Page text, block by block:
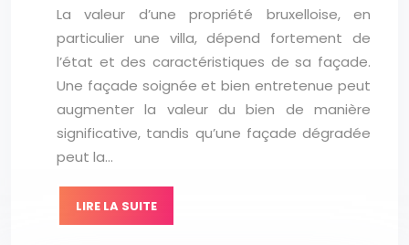
La valeur d’une propriété bruxelloise, en
particulier une villa, dépend fortement de
l’état et des caractéristiques de sa façade.
Une façade soignée et bien entretenue peut
augmenter la valeur du bien de manière
significative, tandis qu’une façade dégradée
peut la…
LIRE LA SUITE